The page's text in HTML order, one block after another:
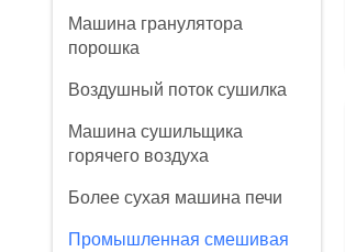
Машина гранулятора
порошка
Воздушный поток сушилка
Машина сушильщика
горячего воздуха
Более сухая машина печи
Промышленная смешивая